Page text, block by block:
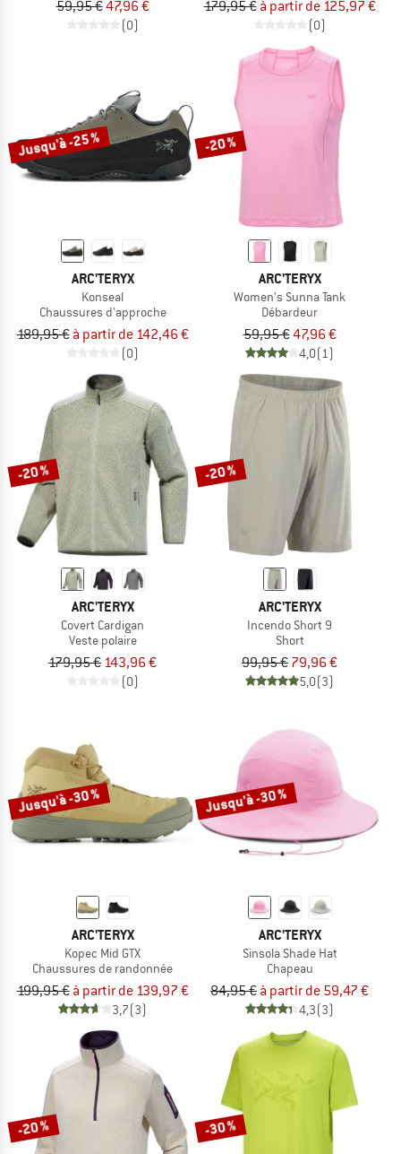
59,95 €47,96 €
(0)
179,95 € à partir de 125,97 €
(0)
Jusqu'à -25 %
ARC'TERYX
Konseal
Chaussures d'approche
189,95 € à partir de 142,46 €
(0)
-20 %
ARC'TERYX
Women's Sunna Tank
Débardeur
59,95 €47,96 €
4,0(1)
-20 %
ARC'TERYX
Covert Cardigan
Veste polaire
179,95 € 143,96 €
(0)
-20 %
ARC'TERYX
Incendo Short 9
Short
99,95 € 79,96 €
5,0(3)
Jusqu'à -30 %
ARC'TERYX
Kopec Mid GTX
Chaussures de randonnée
199,95 € à partir de 139,97 €
3,7(3)
Jusqu'à -30 %
ARC'TERYX
Sinsola Shade Hat
Chapeau
84,95 € à partir de 59,47 €
4,3(3)
-20 % -30 %